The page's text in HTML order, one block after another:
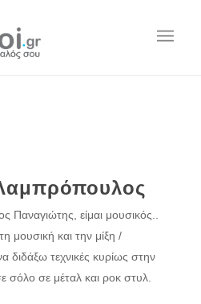
είμαι μουσικός..
μουσική και την μίξη /
τεχνικές κυρίως στην
σόλο σε μέταλ και ροκ στυλ.